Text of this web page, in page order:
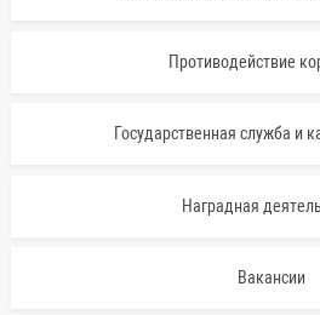
Противодействие
Государственная служба и
Наградная
Вакансии